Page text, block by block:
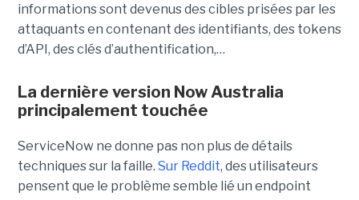
informations sont devenus des cibles prisées par les
attaquants en contenant des identifiants, des tokens
d’API, des clés d’authentification,…
La dernière version Now Australia
principalement touchée
ServiceNow ne donne pas non plus de détails
techniques sur la faille. Sur Reddit, des utilisateurs
pensent que le problème semble lié un endpoint